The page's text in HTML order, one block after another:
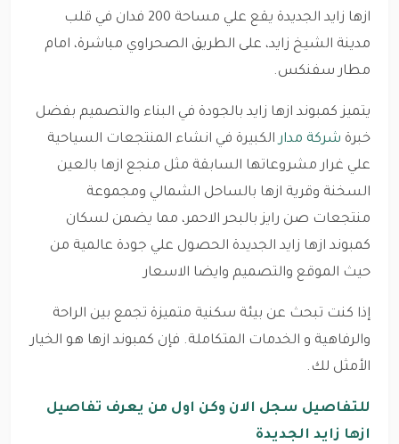
ازها زايد الجديدة يقع علي مساحة 200 فدان في قلب
مدينة الشيخ زايد، على الطريق الصحراوي مباشرة، امام
مطار سفنكس.
يتميز كمبوند ازها زايد بالجودة في البناء والتصميم بفضل
خبرة شركة مدارالكبيرة في انشاء المنتجعات السياحية
علي غرار مشروعاتها السابقة مثل منجع ازها بالعين
السخنة وقرية ازها بالساحل الشمالي ومجموعة
منتجعات صن رايز بالبحر الاحمر، مما يضمن لسكان
كمبوند ازها زايد الجديدة الحصول علي جودة عالمية من
حيث الموقع والتصميم وايضا الاسعار
إذا كنت تبحث عن بيئة سكنية متميزة تجمع بين الراحة
والرفاهية و الخدمات المتكاملة. فإن كمبوند ازها هو الخيار
الأمثل لك.
للتفاصيل سجل الان وكن اول من يعرف تفاصيل
ازها زايد الجديدة